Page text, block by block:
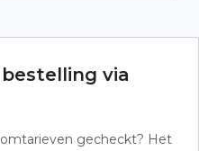
via
gecheckt? Het